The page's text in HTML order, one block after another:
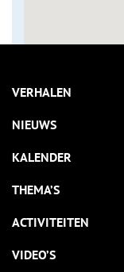
VERHALEN
NIEUWS
KALENDER
THEMA’S
ACTIVITEITEN
VIDEO’S